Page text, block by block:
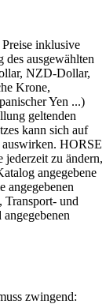
inklusive
ausgewählten
NZD-Dollar,
Krone,
Yen ...)
geltenden
kann sich auf
auswirken. HORSE
jederzeit zu ändern,
angegebene
angegebenen
Transport- und
zwingend: